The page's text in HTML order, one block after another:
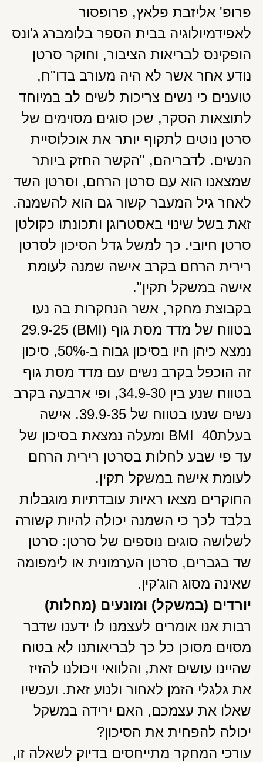
פרופ' אליזבת פלאץ, פרופסור
לאפידמיולוגיה בבית הספר בלומברג ג'ונס
הופקינס לבריאות הציבור, וחוקר סרטן
נודע אחר אשר לא היה מעורב בדו"ח,
טוענים כי נשים צריכות לשים לב במיוחד
לתוצאות הסקר, שכן סוגים מסוימים של
סרטן נוטים לתקוף יותר את אוכלוסיית
הנשים. לדבריהם, "הקשר החזק ביותר
שמצאנו הוא עם סרטן הרחם, וסרטן השד
לאחר גיל המעבר קשור גם הוא להשמנה.
זאת בשל שינוי באסטרוגן ותכונתו כקולטן
סרטן חיובי. כך למשל גדל הסיכון לסרטן
רירית הרחם בקרב אישה שמנה לעומת
אישה במשקל תקין".
בקבוצת מחקר, אשר הנחקרות בה נעו
בטווח של מדד מסת גוף (BMI) 29.9-25
נמצא כיהן היו בסיכון גבוה ב-50%, סיכון
זה הוכפל בקרב נשים עם מדד מסת גוף
בטווח שנע בין 34.9-30, ופי ארבעה בקרב
נשים שנעו בטווח של 39.9-35. אישה
בעלתBMI 40 ומעלה נמצאת בסיכון של
עד פי שבע לחלות בסרטן רירית הרחם
לעומת אישה במשקל תקין.
החוקרים מצאו ראיות עובדתיות מוגבלות
בלבד לכך כי השמנה יכולה להיות קשורה
לשלושה סוגים נוספים של סרטן: סרטן
שד בגברים, סרטן הערמונית או לימפומה
שאינה מסוג הוג'קין.
יורדים (במשקל) ומונעים (מחלות)
רבות אנו אומרים לעצמנו לו ידענו שדבר
מסוים מסוכן כל כך לבריאותנו לא בטוח
שהיינו עושים זאת, והלוואי ויכולנו להזיז
את גלגלי הזמן לאחור ולנוע זאת. ועכשיו
שאלו את עצמכם, האם ירידה במשקל
יכולה להפחית את הסיכון?
עורכי המחקר מתייחסים בדיוק לשאלה זו,